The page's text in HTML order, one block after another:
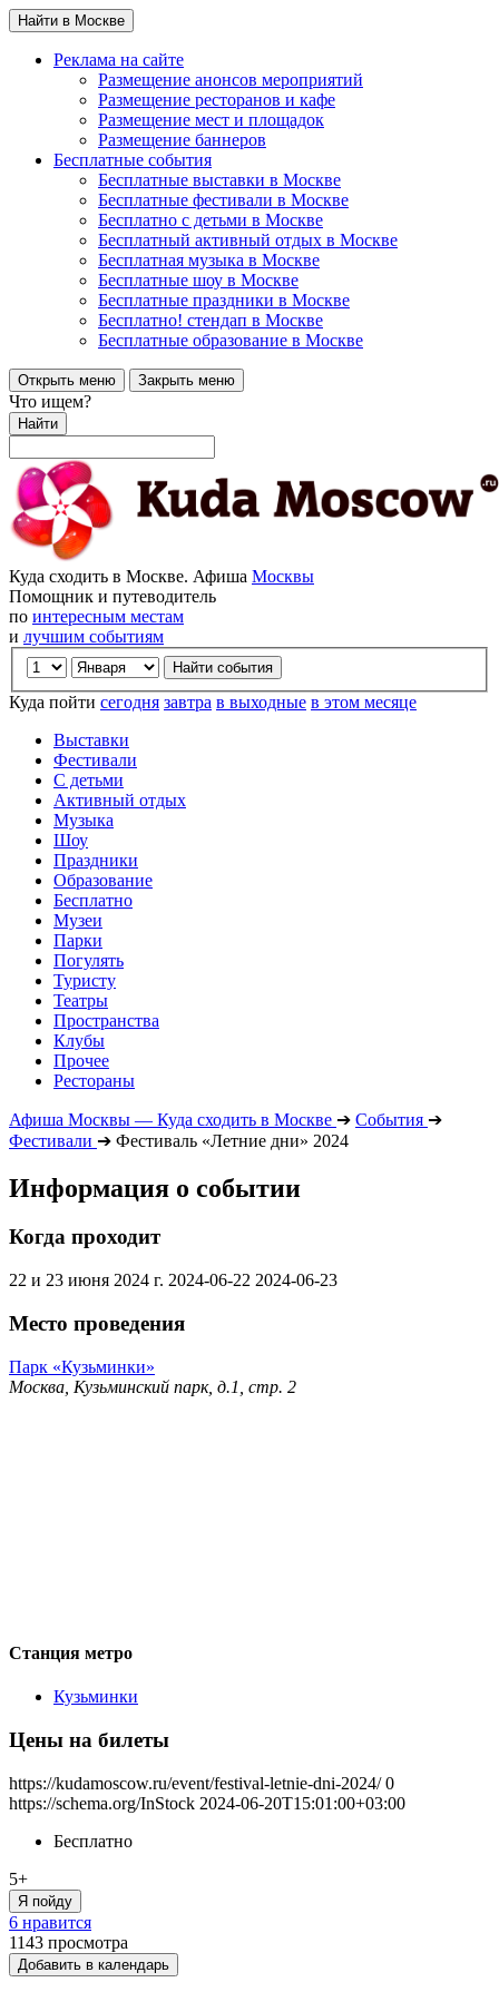
Найти в Москве
Реклама на сайте
Размещение анонсов мероприятий
Размещение ресторанов и кафе
Размещение мест и площадок
Размещение баннеров
Бесплатные события
Бесплатные выставки в Москве
Бесплатные фестивали в Москве
Бесплатно с детьми в Москве
Бесплатный активный отдых в Москве
Бесплатная музыка в Москве
Бесплатные шоу в Москве
Бесплатные праздники в Москве
Бесплатно! стендап в Москве
Бесплатные образование в Москве
Открыть меню Закрыть меню
Что ищем?
Найти
Куда сходить в Москве. Афиша Москвы
Помощник и путеводитель
по интересным местам
и лучшим событиям
Куда пойти сегодня завтра в выходные в этом месяце
Выставки
Фестивали
С детьми
Активный отдых
Музыка
Шоу
Праздники
Образование
Бесплатно
Музеи
Парки
Погулять
Туристу
Театры
Пространства
Клубы
Прочее
Рестораны
Афиша Москвы — Куда сходить в Москве ➔ События ➔
Фестивали ➔ Фестиваль «Летние дни» 2024
Информация о событии
Когда проходит
22 и 23 июня 2024 г. 2024-06-22 2024-06-23
Место проведения
Парк «Кузьминки»
Москва, Кузьминский парк, д.1, стр. 2
Станция метро
Кузьминки
Цены на билеты
https://kudamoscow.ru/event/festival-letnie-dni-2024/ 0
https://schema.org/InStock 2024-06-20T15:01:00+03:00
Бесплатно
5+
Я пойду
6 нравится
1143 просмотра
Добавить в календарь